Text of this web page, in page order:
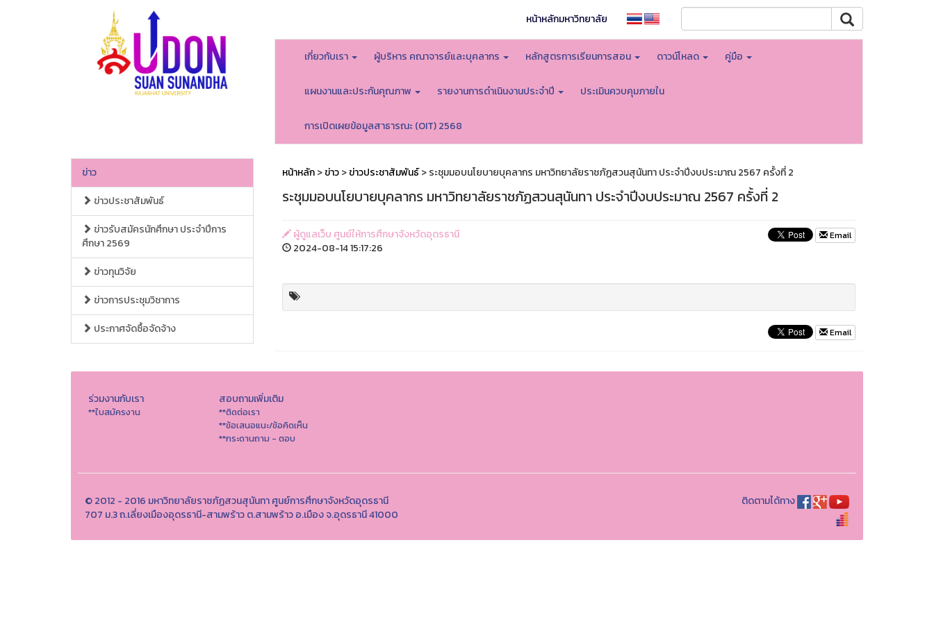
หน้าหลักมหาวิทยาลัย
เกี่ยวกับเรา ผู้บริหาร คณาจารย์และบุคลากร หลักสูตรการเรียนการสอน ดาวน์โหลด คู่มือ
แผนงานและประกันคุณภาพ รายงานการดำเนินงานประจำปี ประเมินควบคุมภายใน
การเปิดเผยข้อมูลสาธารณะ (OIT) 2568
ข่าว
ข่าวประชาสัมพันธ์
ข่าวรับสมัครนักศึกษา ประจำปีการ
ศึกษา 2569
ข่าวทุนวิจัย
ข่าวการประชุมวิชาการ
ประกาศจัดซื้อจัดจ้าง
หน้าหลัก>ข่าว>ข่าวประชาสัมพันธ์> ระชุมมอบนโยบายบุคลากร มหาวิทยาลัยราชภัฏสวนสุนันทา ประจำปีงบประมาณ 2567 ครั้งที่ 2
ระชุมมอบนโยบายบุคลากร มหาวิทยาลัยราชภัฏสวนสุนันทา ประจำปีงบประมาณ 2567 ครั้งที่ 2
ผู้ดูแลเว็บ ศูนย์ให้การศึกษาจังหวัดอุดรธานี
2024-08-14 15:17:26
Email
Email
ร่วมงานกับเรา
**ใบสมัครงาน
สอบถามเพิ่มเติม
**ติดต่อเรา
**ข้อเสนอแนะ/ข้อคิดเห็น
**กระดานถาม - ตอบ
© 2012 - 2016 มหาวิทยาลัยราชภัฏสวนสุนันทา ศูนย์การศึกษาจังหวัดอุดรธานี
707 ม.3 ถ.เลี่ยงเมืองอุดรธานี-สามพร้าว ต.สามพร้าว อ.เมือง จ.อุดรธานี 41000
ติดตามได้ทาง